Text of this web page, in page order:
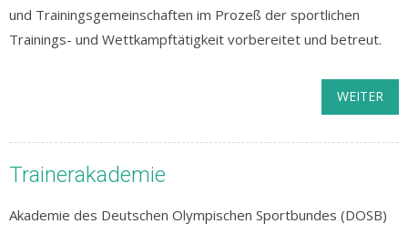
und Trainingsgemeinschaften im Prozeß der sportlichen
Trainings- und Wettkampftätigkeit vorbereitet und betreut.
WEITER
Trainerakademie
Akademie des Deutschen Olympischen Sportbundes (DOSB)